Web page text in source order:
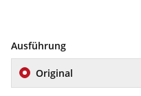
Ausführung
Original